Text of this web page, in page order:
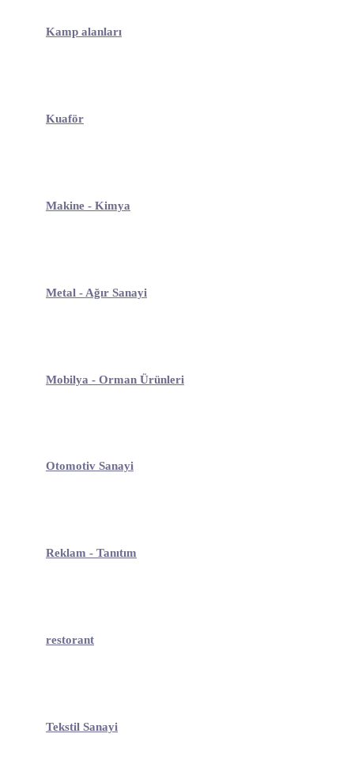
Kamp alanları
Kuaför
Makine - Kimya
Metal - Ağır Sanayi
Mobilya - Orman Ürünleri
Otomotiv Sanayi
Reklam - Tanıtım
restorant
Tekstil Sanayi